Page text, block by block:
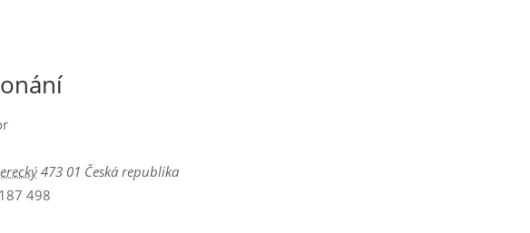
473 01 Česká republika
498